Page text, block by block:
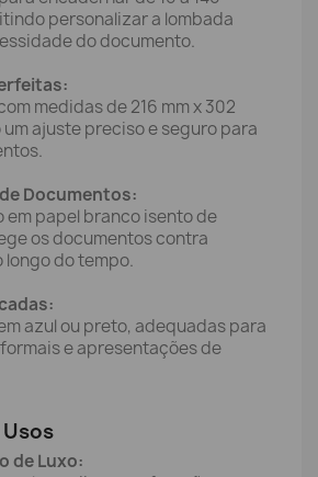
personalizar a lombada
do documento.
medidas de 216 mm x 302
ajuste preciso e seguro para
Documentos:
papel branco isento de
os documentos contra
do tempo.
azul ou preto, adequadas para
e apresentações de
de Luxo: